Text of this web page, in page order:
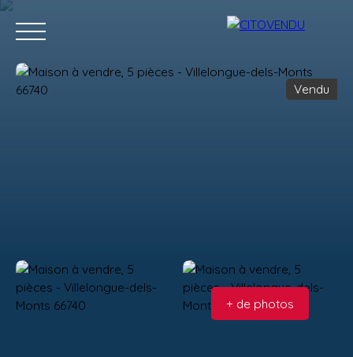
Estimation
Vendu
+ de photos